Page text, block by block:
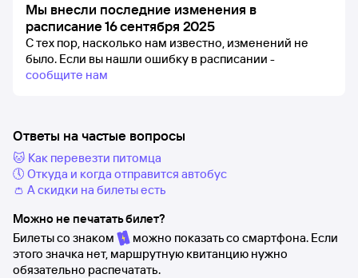
Мы внесли последние изменения в
расписание 16 сентября 2025
С тех пор, насколько нам известно, изменений не
было. Если вы нашли ошибку в расписании -
сообщите нам
Ответы на частые вопросы
🐱 Как перевезти питомца
🕔 Откуда и когда отправится автобус
👛 А скидки на билеты есть
Можно не печатать билет?
Билеты со знаком
можно показать со смартфона. Если
этого значка нет, маршрутную квитанцию нужно
обязательно распечатать.